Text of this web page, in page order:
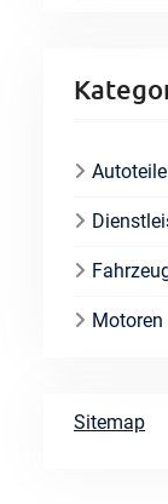
Autoteile
Motoren
Sitemap